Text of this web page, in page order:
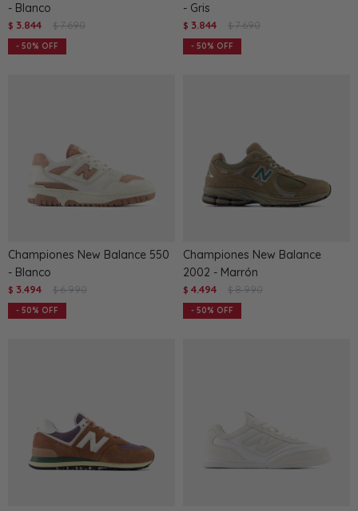
- Blanco
$ 3.844 $ 7.690
50
- Gris
$ 3.844 $ 7.690
50
Championes New Balance 550
- Blanco
$ 3.494 $ 6.990
50
Championes New Balance
2002 - Marrón
$ 4.494 $ 8.990
50